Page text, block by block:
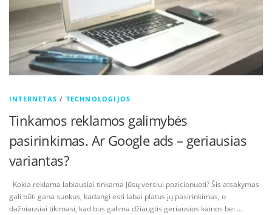
INTERNETAS / TECHNOLOGIJOS
Tinkamos reklamos galimybės
pasirinkimas. Ar Google ads – geriausias
variantas?
Kokia reklama labiausiai tinkama Jūsų verslui pozicionuoti? Šis atsakymas
gali būti gana sunkus, kadangi esti labai platus jų pasirinkimas, o
dažniausiai tikimasi, kad bus galima džiaugtis geriausios kainos bei …